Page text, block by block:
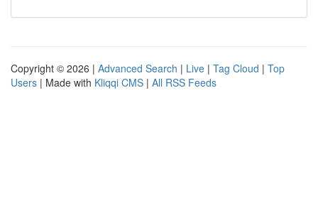
Copyright © 2026 | Advanced Search | Live | Tag Cloud | Top
Users | Made with Kliqqi CMS | All RSS Feeds